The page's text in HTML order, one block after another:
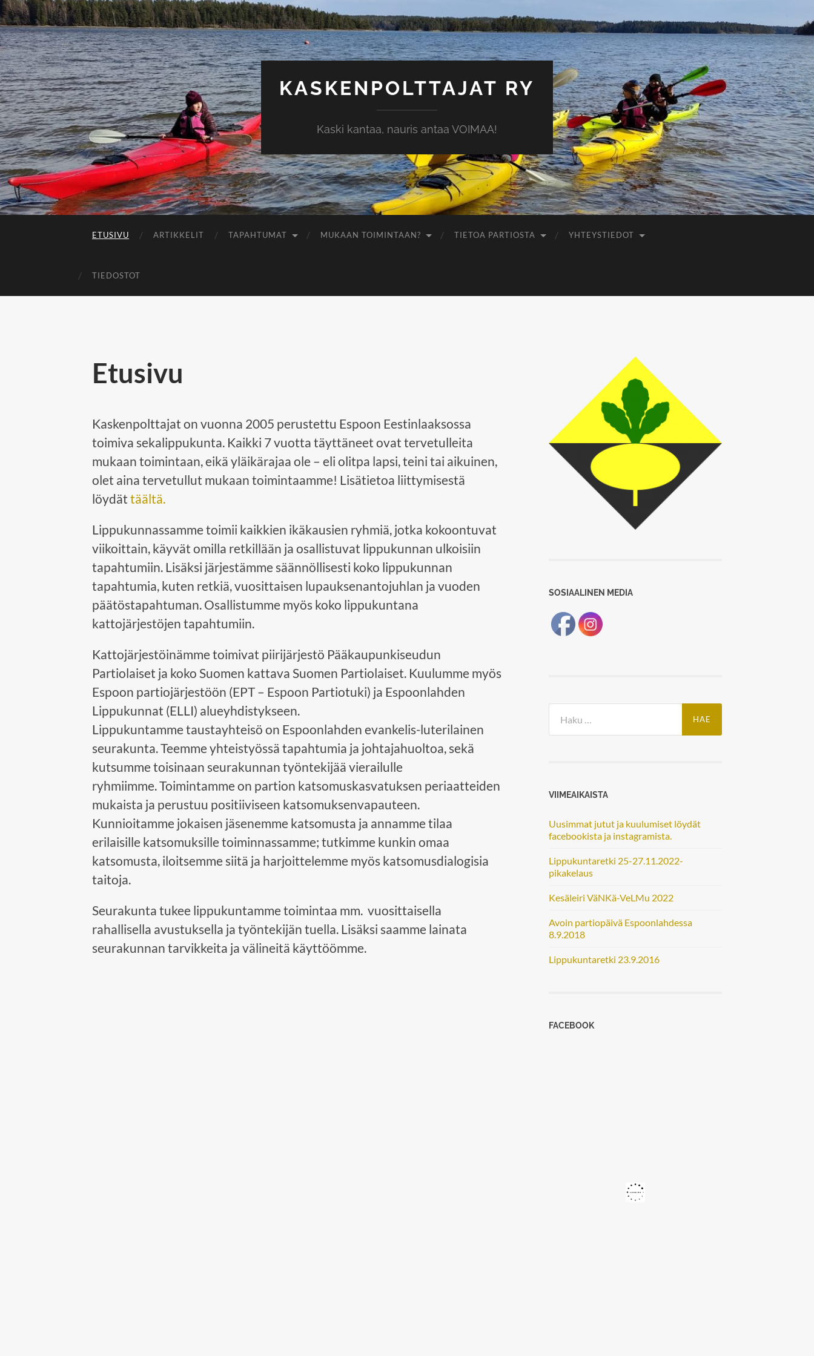
KASKENPOLTTAJAT RY
Kaski kantaa, nauris antaa VOIMAA!
ETUSIVU ARTIKKELIT TAPAHTUMAT MUKAAN TOIMINTAAN? TIETOA PARTIOSTA YHTEYSTIEDOT
TIEDOSTOT
Etusivu
Kaskenpolttajat on vuonna 2005 perustettu Espoon Eestinlaaksossa
toimiva sekalippukunta. Kaikki 7 vuotta täyttäneet ovat tervetulleita
mukaan toimintaan, eikä yläikärajaa ole – eli olitpa lapsi, teini tai aikuinen,
olet aina tervetullut mukaan toimintaamme! Lisätietoa liittymisestä
löydät täältä.
Lippukunnassamme toimii kaikkien ikäkausien ryhmiä, jotka kokoontuvat
viikoittain, käyvät omilla retkillään ja osallistuvat lippukunnan ulkoisiin
tapahtumiin. Lisäksi järjestämme säännöllisesti koko lippukunnan
tapahtumia, kuten retkiä, vuosittaisen lupauksenantojuhlan ja vuoden
päätöstapahtuman. Osallistumme myös koko lippukuntana
kattojärjestöjen tapahtumiin.
Kattojärjestöinämme toimivat piirijärjestö Pääkaupunkiseudun
Partiolaiset ja koko Suomen kattava Suomen Partiolaiset. Kuulumme myös
Espoon partiojärjestöön (EPT – Espoon Partiotuki) ja Espoonlahden
Lippukunnat (ELLI) alueyhdistykseen.
Lippukuntamme taustayhteisö on Espoonlahden evankelis-luterilainen
seurakunta. Teemme yhteistyössä tapahtumia ja johtajahuoltoa, sekä
kutsumme toisinaan seurakunnan työntekijää vierailulle
ryhmiimme. Toimintamme on partion katsomuskasvatuksen periaatteiden
mukaista ja perustuu positiiviseen katsomuksenvapauteen.
Kunnioitamme jokaisen jäsenemme katsomusta ja annamme tilaa
erilaisille katsomuksille toiminnassamme; tutkimme kunkin omaa
katsomusta, iloitsemme siitä ja harjoittelemme myös katsomusdialogisia
taitoja.
Seurakunta tukee lippukuntamme toimintaa mm. vuosittaisella
rahallisella avustuksella ja työntekijän tuella. Lisäksi saamme lainata
seurakunnan tarvikkeita ja välineitä käyttöömme.
SOSIAALINEN MEDIA
VIIMEAIKAISTA
Uusimmat jutut ja kuulumiset löydät
facebookista ja instagramista.
Lippukuntaretki 25-27.11.2022-
pikakelaus
Kesäleiri VäNKä-VeLMu 2022
Avoin partiopäivä Espoonlahdessa
8.9.2018
Lippukuntaretki 23.9.2016
FACEBOOK